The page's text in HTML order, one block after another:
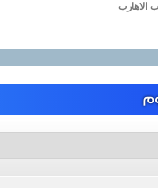
الاهارب